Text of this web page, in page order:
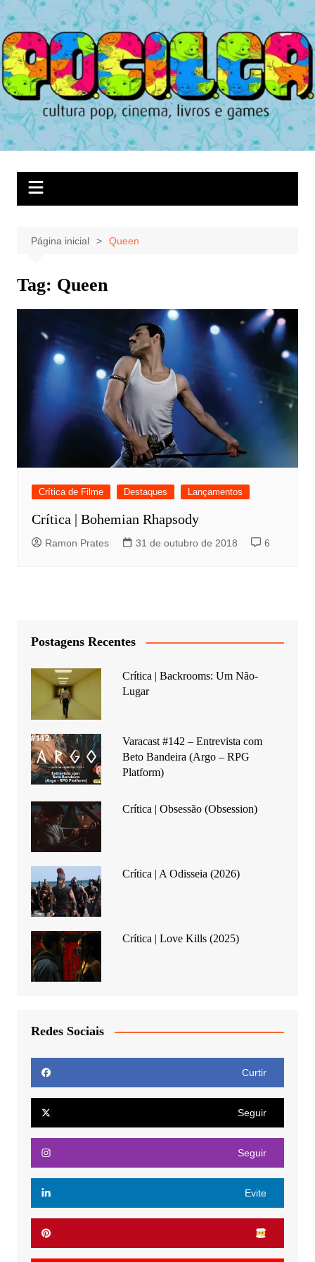
Ir
para
o
conteúdo
Página inicial Queen
Tag: Queen
Crítica de Filme Destaques Lançamentos
Crítica | Bohemian Rhapsody
Ramon Prates 31 de outubro de 2018 6
Postagens Recentes
Crítica | Backrooms: Um Não-
Lugar
Varacast #142 – Entrevista com
Beto Bandeira (Argo – RPG
Platform)
Crítica | Obsessão (Obsession)
Crítica | A Odisseia (2026)
Crítica | Love Kills (2025)
Redes Sociais
Curtir
Seguir
Seguir
Evite